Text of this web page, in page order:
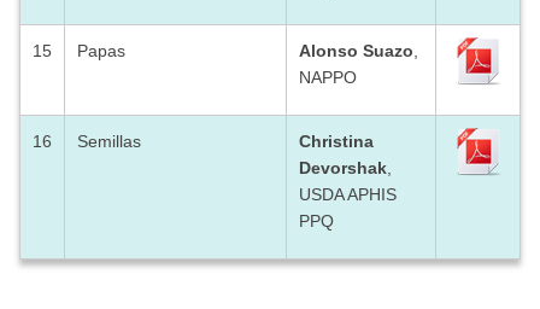
15 Papas Alonso Suazo
NAPPO
16 Semillas
Christina
Devorshak
USDA APHIS
PPQ